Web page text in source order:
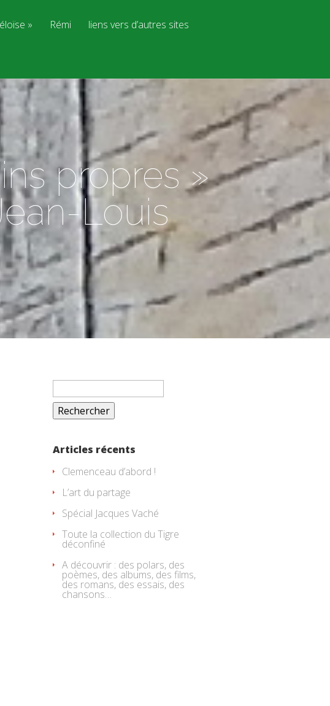
Rémi liens vers d’autres sites
propres »
Louis
Rechercher :
Articles récents
Clemenceau d’abord !
L’art du partage
Spécial Jacques Vaché
Toute la collection du Tigre
déconfiné
A découvrir : des polars, des
poèmes, des albums, des films,
des romans, des essais, des
chansons…